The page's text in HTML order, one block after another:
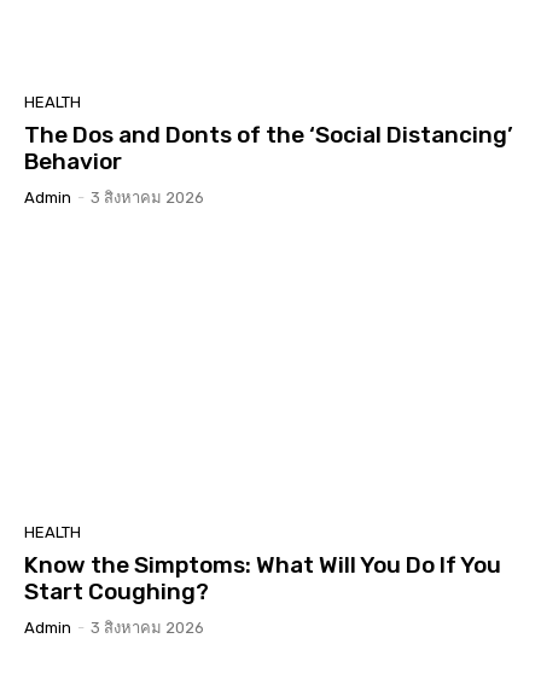
HEALTH
The Dos and Donts of the ‘Social Distancing’
Behavior
Admin - 3 สิงหาคม 2026
HEALTH
Know the Simptoms: What Will You Do If You
Start Coughing?
Admin - 3 สิงหาคม 2026